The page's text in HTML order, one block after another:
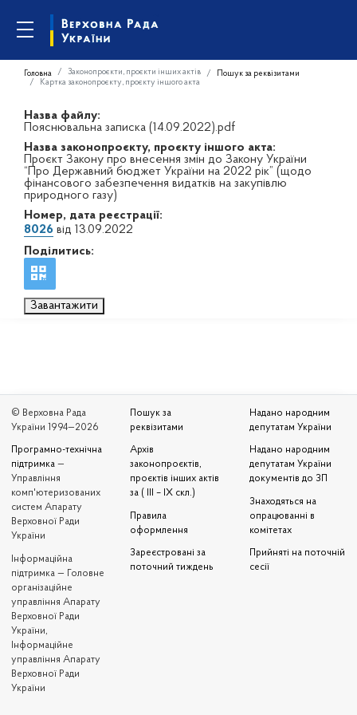
Головна Законопроєкти, проєкти інших актів
Пошук за реквізитами
Картка законопроєкту, проєкту іншого акта
Назва файлу:
Пояснювальна записка (14.09.2022).pdf
Назва законопроєкту, проєкту іншого акта:
Проєкт Закону про внесення змін до Закону України
“Про Державний бюджет України на 2022 рік” (щодо
фінансового забезпечення видатків на закупівлю
природного газу)
Номер, дата реєстрації:
8026 від 13.09.2022
Поділитись:
Завантажити
© Верховна Рада
України 1994—2026
Програмно-технічна
підтримка —
Управління
комп'ютеризованих
систем Апарату
Верховної Ради
України
Iнформаційна
підтримка — Головне
організаційне
управління Апарату
Верховної Ради
України,
Інформаційне
управління Апарату
Верховної Ради
України
Пошук за
реквізитами
Архів
законопроєктів,
проєктів інших актів
за ( III – IX скл.)
Правила
оформлення
Зареєстровані за
поточний тиждень
Надано народним
депутатам України
Надано народним
депутатам України
документів до ЗП
Знаходяться на
опрацюванні в
комітетах
Прийняті на поточній
сесії